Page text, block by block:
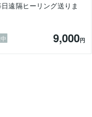
遠隔ヒーリング送りま
9,000円